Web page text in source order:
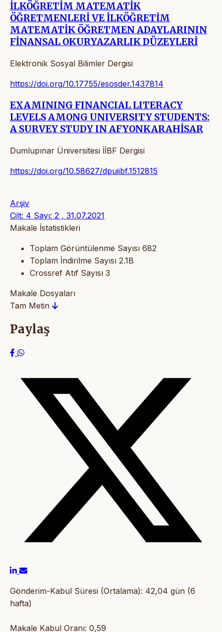
İLKÖĞRETİM MATEMATİK
ÖĞRETMENLERİ VE İLKÖĞRETİM
MATEMATİK ÖĞRETMEN ADAYLARININ
FİNANSAL OKURYAZARLIK DÜZEYLERİ
Elektronik Sosyal Bilimler Dergisi
https://doi.org/10.17755/esosder.1437814
EXAMINING FINANCIAL LITERACY
LEVELS AMONG UNIVERSITY STUDENTS:
A SURVEY STUDY IN AFYONKARAHİSAR
Dumlupınar Üniversitesi İİBF Dergisi
https://doi.org/10.58627/dpuiibf.1512815
Arşiv
Cilt: 4 Sayı: 2 , 31.07.2021
Makale İstatistikleri
Toplam Görüntülenme Sayısı 682
Toplam İndirilme Sayısı 2.1B
Crossref Atıf Sayısı 3
Makale Dosyaları
Tam Metin
Paylaş
Gönderim-Kabul Süresi (Ortalama): 42,04 gün (6
hafta)
Makale Kabul Oranı: 0,59